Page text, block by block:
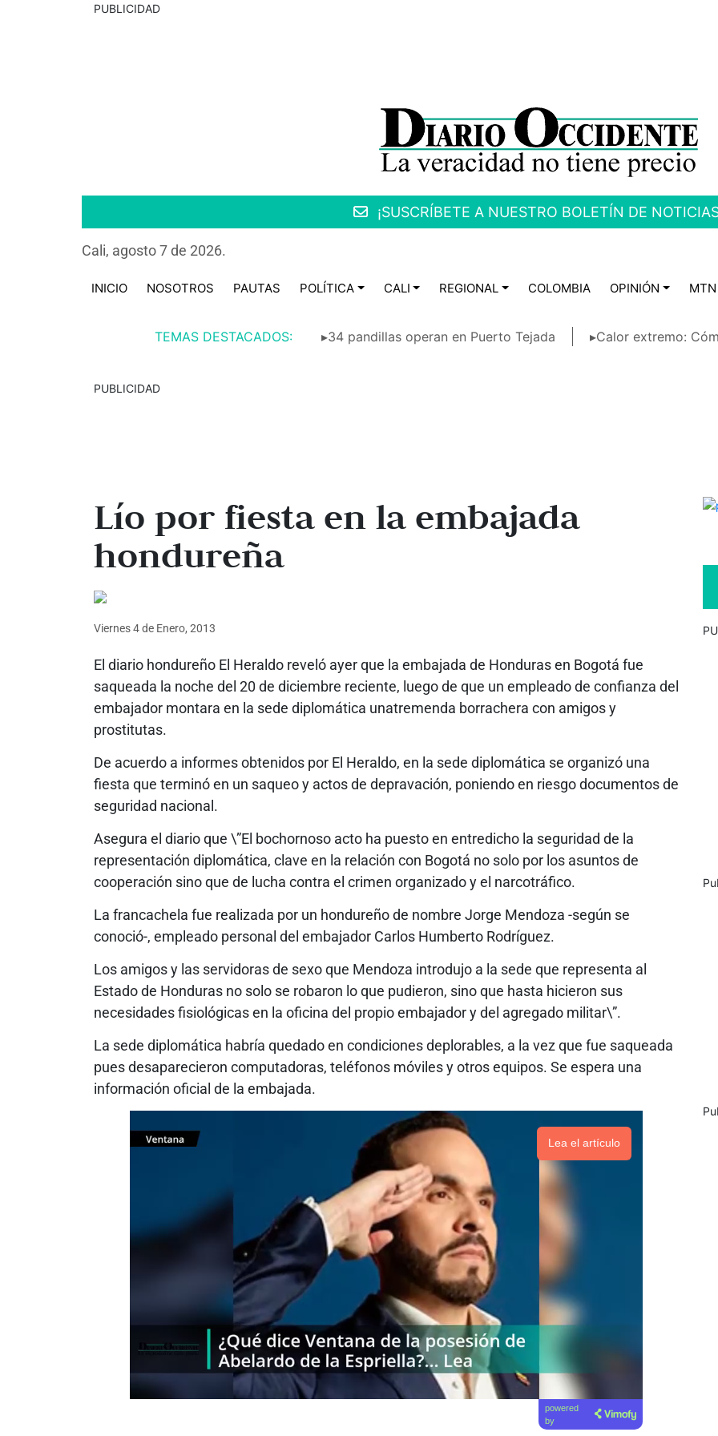
PUBLICIDAD
¡SUSCRÍBETE A NUESTRO BOLETÍN DE
Cali, agosto 7 de 2026.
INICIO NOSOTROS PAUTAS POLÍTICA CALI REGIONAL COLOMBIA OPINIÓN MTN
TEMAS DESTACADOS: ▸34 pandillas operan en Puerto Tejada ▸Calor extremo:
PUBLICIDAD
Lío por fiesta en la embajada
hondureña
Viernes 4de Enero, 2013
El diario hondureño El Heraldo reveló ayer que la embajada de Honduras en Bogotá fue
saqueada la noche del 20 de diciembre reciente, luego de que un empleado de confianza del
embajador montara en la sede diplomática unatremenda borrachera con amigos y
prostitutas.
De acuerdo a informes obtenidos por El Heraldo, en la sede diplomática se organizó una
fiesta que terminó en un saqueo y actos de depravación, poniendo en riesgo documentos de
seguridad nacional.
Asegura el diario que \”El bochornoso acto ha puesto en entredicho la seguridad de la
representación diplomática, clave en la relación con Bogotá no solo por los asuntos de
cooperación sino que de lucha contra el crimen organizado y el narcotráfico.
La francachela fue realizada por un hondureño de nombre Jorge Mendoza -según se
conoció-, empleado personal del embajador Carlos Humberto Rodríguez.
Los amigos y las servidoras de sexo que Mendoza introdujo a la sede que representa al
Estado de Honduras no solo se robaron lo que pudieron, sino que hasta hicieron sus
necesidades fisiológicas en la oficina del propio embajador y del agregado militar\”.
La sede diplomática habría quedado en condiciones deplorables, a la vez que fue saqueada
pues desaparecieron computadoras, teléfonos móviles y otros equipos. Se espera una
información oficial de la embajada.
Lea el artículo
powered
by